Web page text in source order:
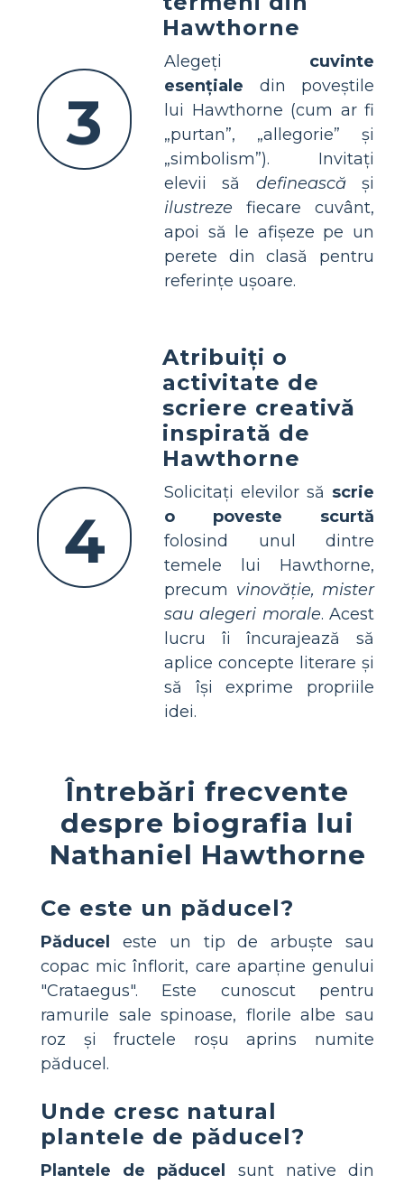
3
Hawthorne
Alegeți cuvinte
esențiale din poveștile
lui Hawthorne (cum ar fi
„purtan”, „allegorie” și
„simbolism”). Invitați
elevii să defineascăși
ilustreze fiecare cuvânt,
apoi să le afișeze pe un
perete din clasă pentru
referințe ușoare.
4
Atribuiți o
activitate de
scriere creativă
inspirată de
Hawthorne
Solicitați elevilor să scrie
o poveste scurtă
folosind unul dintre
temele lui Hawthorne,
precum vinovăție, mister
sau alegeri morale. Acest
lucru îi încurajează să
aplice concepte literare și
să își exprime propriile
idei.
Întrebări frecvente
despre biografia lui
Nathaniel Hawthorne
Ce este un păducel?
Păducel
este un tip de arbuște sau
copac mic înflorit, care aparține genului
"Crataegus". Este cunoscut pentru
ramurile sale spinoase, florile albe sau
roz și fructele roșu aprins numite
păducel.
Unde cresc natural
plantele de păducel?
Plantele de păducel
sunt native din